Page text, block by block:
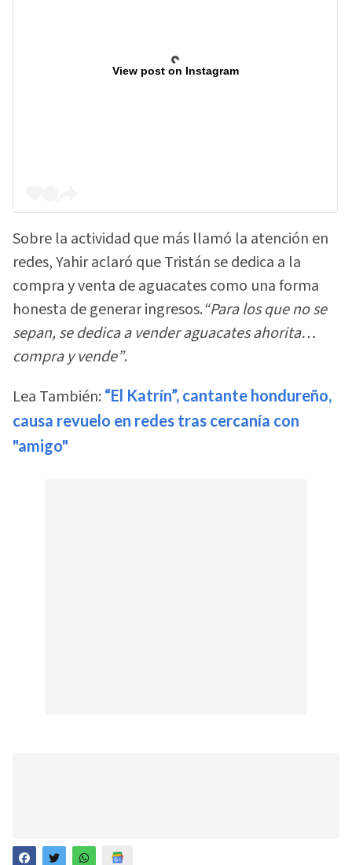
View post on Instagram
Sobre la actividad que más llamó la atención en
redes, Yahir aclaró que Tristán se dedica a la
compra y venta de aguacates como una forma
honesta de generar ingresos.“Para los que no se
sepan, se dedica a vender aguacates ahorita…
compra y vende”.
Lea También: “El Katrín”, cantante hondureño,
causa revuelo en redes tras cercanía con
"amigo"